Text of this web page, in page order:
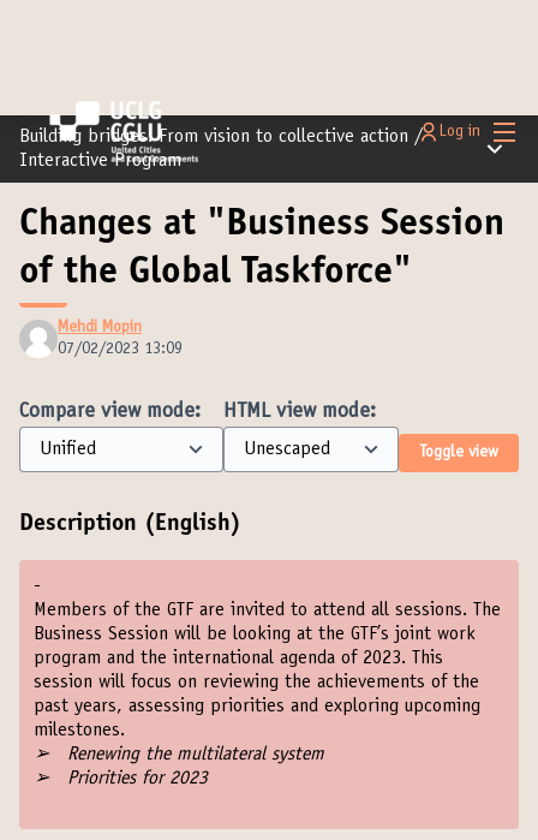
Main
Log in
Building bridges: From vision to collective action /
Interactive Program
Main
Changes at "Business Session
of the Global Taskforce"
Mehdi Mopin
07/02/2023 13:09
Compare view mode: HTML view mode:
Toggle view
Description (English)
-
Members of the GTF are invited to attend all sessions. The
Business Session will be looking at the GTF’s joint work
program and the international agenda of 2023. This
session will focus on reviewing the achievements of the
past years, assessing priorities and exploring upcoming
milestones.
➢ Renewing the multilateral system
➢ Priorities for 2023